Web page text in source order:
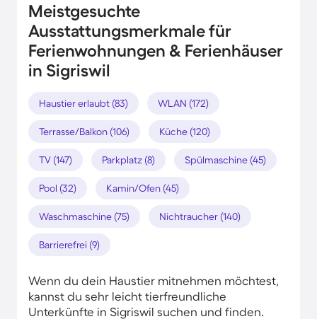
Meistgesuchte
Ausstattungsmerkmale für
Ferienwohnungen & Ferienhäuser
in Sigriswil
Haustier erlaubt (83) WLAN (172)
Terrasse/Balkon (106) Küche (120)
TV (147) Parkplatz (8) Spülmaschine (45)
Pool (32) Kamin/Ofen (45)
Waschmaschine (75) Nichtraucher (140)
Barrierefrei (9)
Wenn du dein Haustier mitnehmen möchtest,
kannst du sehr leicht tierfreundliche
Unterkünfte in Sigriswil suchen und finden.